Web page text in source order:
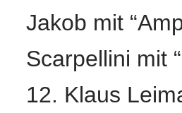
Jakob mit
Scarpellini mit
12. Klaus